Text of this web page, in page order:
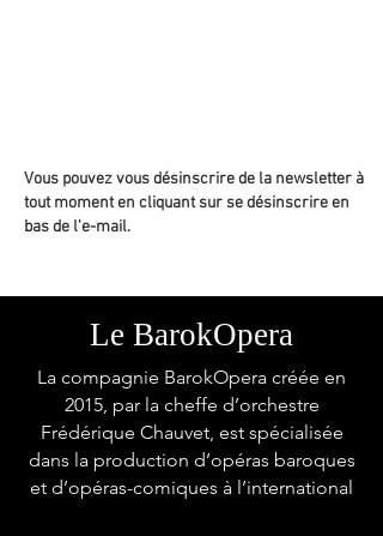
Vous pouvez vous désinscrire de la newsletter à
tout moment en cliquant sur se désinscrire en
bas de l'e-mail.
Le BarokOpera
La compagnie BarokOpera créée en
2015, par la cheffe d’orchestre
Frédérique Chauvet, est spécialisée
dans la production d’opéras baroques
et d’opéras-comiques à l’international